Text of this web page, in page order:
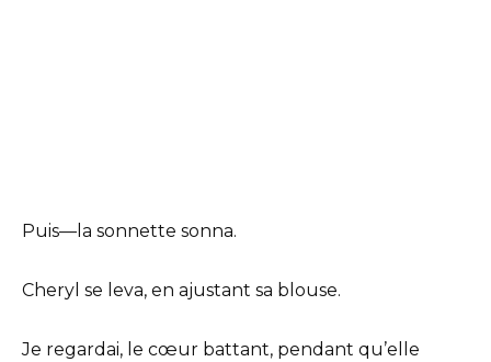
Puis—la sonnette sonna.
Cheryl se leva, en ajustant sa blouse.
Je regardai, le cœur battant, pendant qu’elle